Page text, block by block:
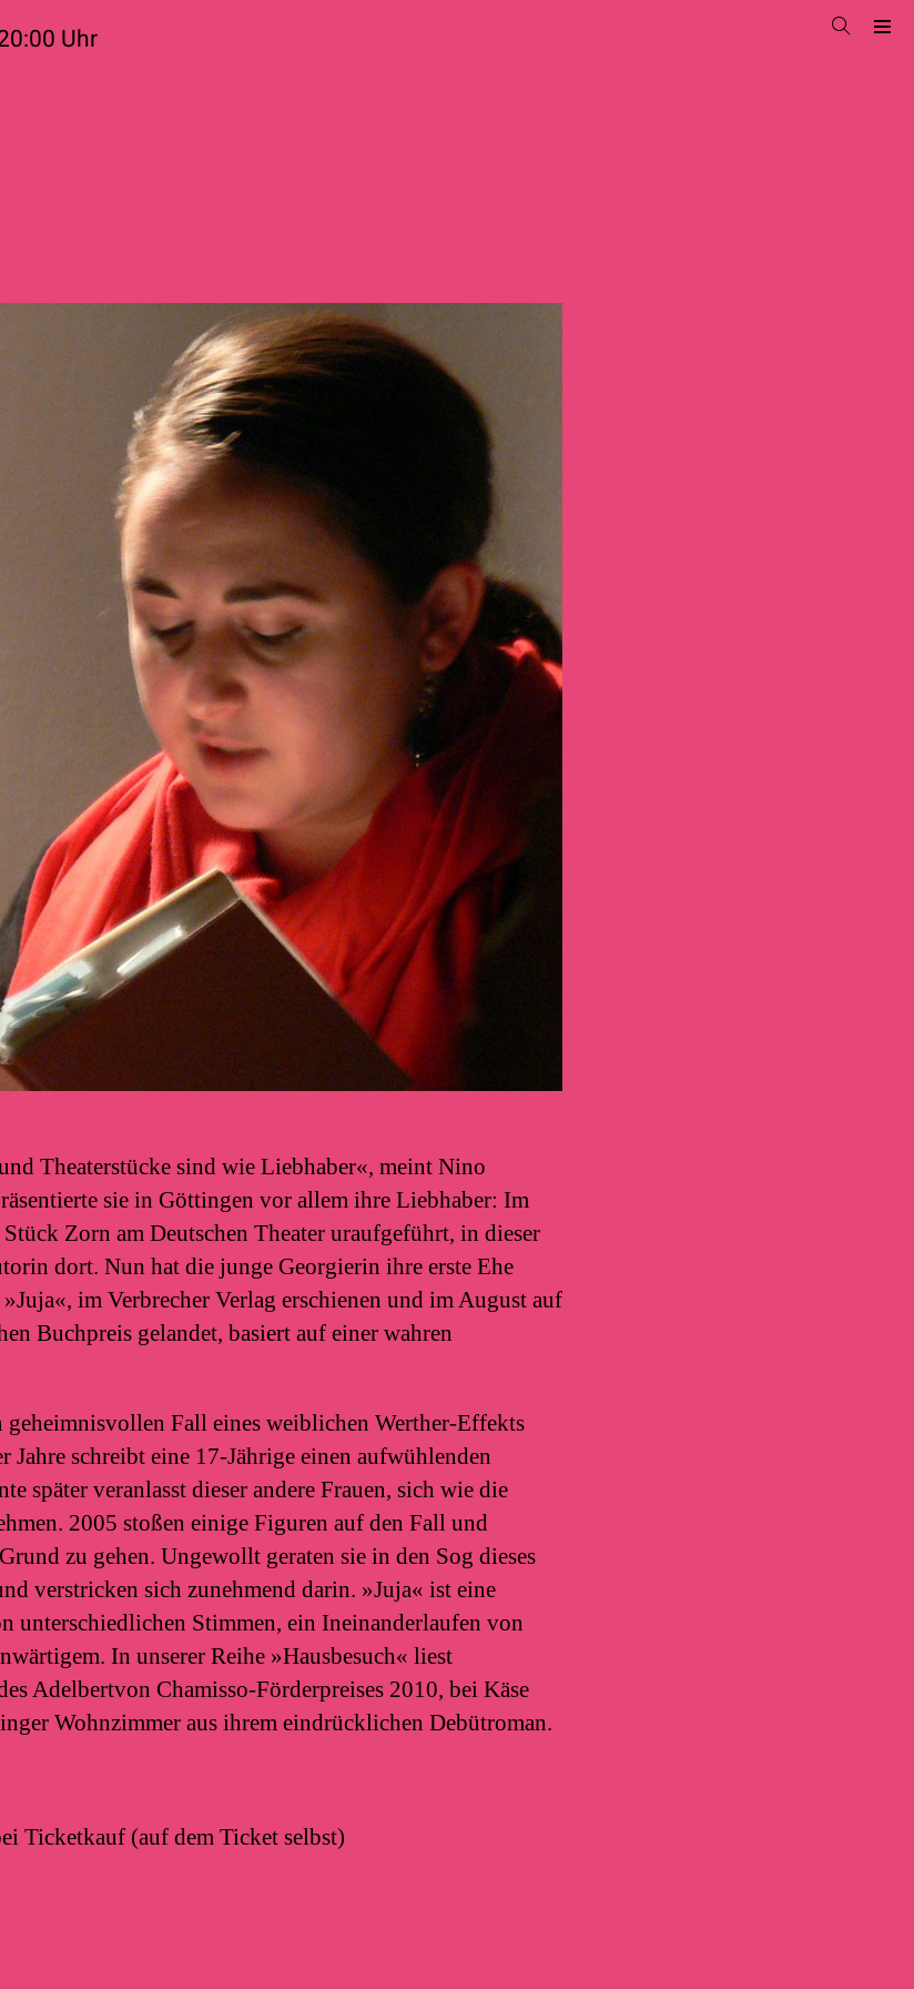
Uhr
Theaterstücke sind wie Liebhaber«, meint Nino
sie in Göttingen vor allem ihre Liebhaber: Im
Zorn am Deutschen Theater uraufgeführt, in dieser
dort. Nun hat die junge Georgierin ihre erste Ehe
im Verbrecher Verlag erschienen und im August auf
Buchpreis gelandet, basiert auf einer wahren
Fall eines weiblichen Werther-Effekts
Jahre schreibt eine 17-Jährige einen aufwühlenden
später veranlasst dieser andere Frauen, sich wie die
2005 stoßen einige Figuren auf den Fall und
zu gehen. Ungewollt geraten sie in den Sog dieses
verstricken sich zunehmend darin. »Juja« ist eine
unterschiedlichen Stimmen, ein Ineinanderlaufen von
In unserer Reihe »Hausbesuch« liest
Adelbertvon Chamisso-Förderpreises 2010, bei Käse
Wohnzimmer aus ihrem eindrücklichen Debütroman.
Ticketkauf (auf dem Ticket selbst)